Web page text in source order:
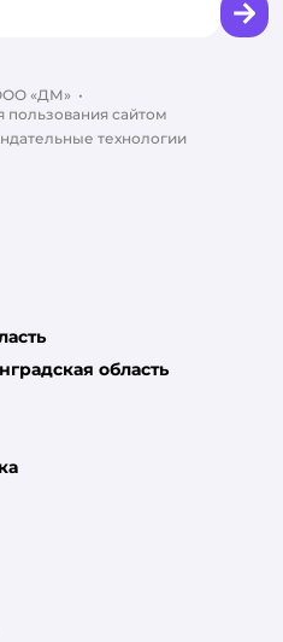
собак
«ДМ» •
пользования сайтом
технологии
область